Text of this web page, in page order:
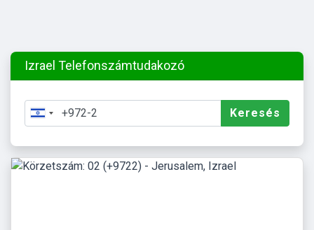
Izrael Telefonszámtudakozó
Keresés